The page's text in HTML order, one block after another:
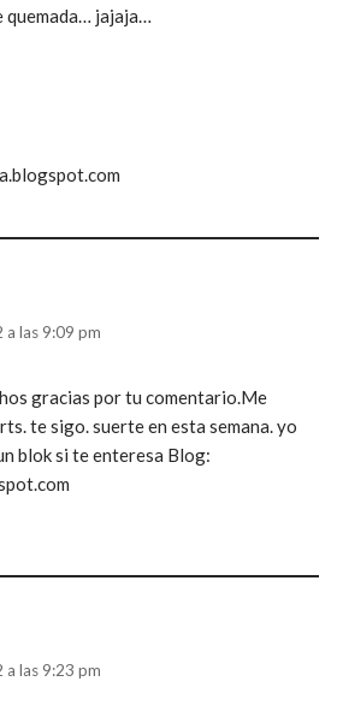
quemada… jajaja…
las 9:09 pm
gracias por tu comentario.Me
te sigo. suerte en esta semana. yo
blok si te enteresa Blog:
las 9:23 pm